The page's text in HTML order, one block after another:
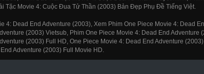
Tặc Movie 4: Cuộc Đua Tử Thần (2003) Bản Đẹp Phụ Đề Tiếng Việt.
4: Dead End Adventure (2003), Xem Phim One Piece Movie 4: Dead
(2003) Vietsub, Phim One Piece Movie 4: Dead End Adventure
(2003) Full HD, One Piece Movie 4: Dead End Adventure
Adventure (2003) Full Movie HD.